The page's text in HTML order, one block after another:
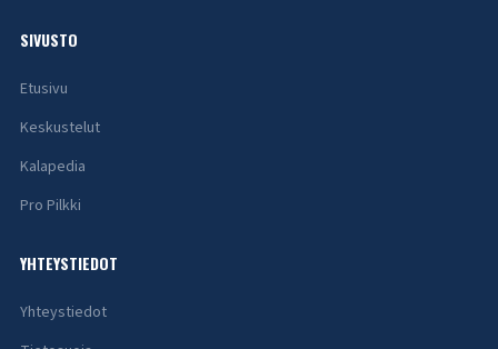
SIVUSTO
Etusivu
Keskustelut
Kalapedia
Pro Pilkki
YHTEYSTIEDOT
Yhteystiedot